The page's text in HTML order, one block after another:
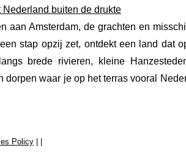
Nederland buiten de drukte
aan Amsterdam, de grachten en
stap opzij zet, ontdekt een land dat
brede rivieren, kleine
waar je op het terras vooral
Policy